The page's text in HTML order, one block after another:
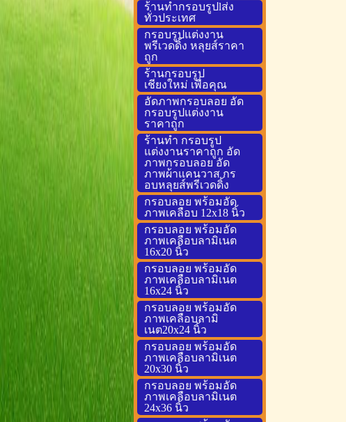
ร้านทำกรอบรูปlส่ง
ทั่วประเทศ
กรอบรูปแต่งงาน
พรีเวดดิ้ง หลุยส์ราคา
ถูก
ร้านกรอบรูป
เชียงใหม่ เพื่อคุณ
อัดภาพกรอบลอย อัด
กรอบรูปแต่งงาน
ราคาถูก
ร้านทำ กรอบรูป
แต่งงานราคาถูก อัด
ภาพกรอบลอย อัด
ภาพผ้าแคนวาส กร
อบหลุยส์พรีเวดดิ้ง
กรอบลอย พร้อมอัด
ภาพเคลือบ 12x18 นิ้ว
กรอบลอย พร้อมอัด
ภาพเคลือบลามิเนต
16x20 นิ้ว
กรอบลอย พร้อมอัด
ภาพเคลือบลามิเนต
16x24 นิ้ว
กรอบลอย พร้อมอัด
ภาพเคลือบลามิ
เนต20x24 นิ้ว
กรอบลอย พร้อมอัด
ภาพเคลือบลามิเนต
20x30 นิ้ว
กรอบลอย พร้อมอัด
ภาพเคลือบลามิเนต
24x36 นิ้ว